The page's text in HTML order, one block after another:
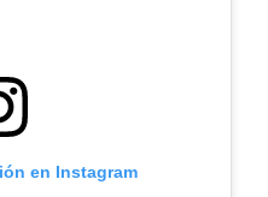
en Instagram